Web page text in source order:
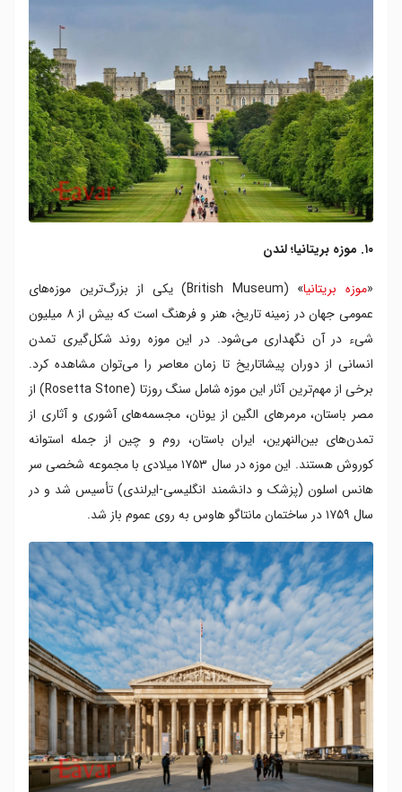
۱۰. موزه بریتانیا؛ لندن
«موزه بریتانیا
» (British Museum) یکی از بزرگ‌ترین موزه‌های
عمومی جهان در زمینه تاریخ، هنر و فرهنگ است که بیش از ۸ میلیون
شیء در آن نگهداری می‌شود. در این موزه روند شکل‌گیری تمدن
انسانی از دوران پیشاتاریخ تا زمان معاصر را می‌توان مشاهده کرد.
برخی از مهم‌ترین آثار این موزه شامل سنگ روزتا (Rosetta Stone) از
مصر باستان، مرمرهای الگین از یونان، مجسمه‌های آشوری و آثاری از
تمدن‌های بین‌النهرین، ایران باستان، روم و چین از جمله استوانه
کوروش هستند. این موزه در سال ۱۷۵۳ میلادی با مجموعه شخصی سر
هانس اسلون (پزشک و دانشمند انگلیسی-ایرلندی) تأسیس شد و در
سال ۱۷۵۹ در ساختمان مانتاگو هاوس به روی عموم باز شد.